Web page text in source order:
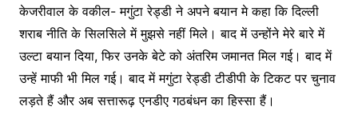
केजरीवाल के वकील- मगुंटा रेड्डी ने अपने बयान मे कहा कि दिल्ली
शराब नीति के सिलसिले में मुझसे नहीं मिले। बाद में उन्होंने मेरे बारे में
उल्टा बयान दिया, फिर उनके बेटे को अंतरिम जमानत मिल गई। बाद में
उन्हें माफी भी मिल गई। बाद में मगुंटा रेड्डी टीडीपी के टिकट पर चुनाव
लड़ते हैं और अब सत्तारूढ़ एनडीए गठबंधन का हिस्सा हैं।